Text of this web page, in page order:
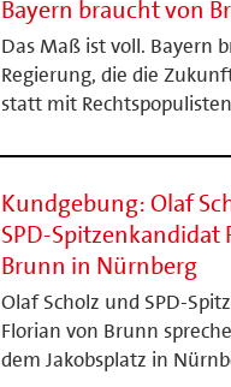
Bayern braucht von
Das Maß ist voll. Bayern
Regierung, die die
statt mit
Kundgebung: Olaf
SPD-Spitzenkandidat
Brunn in Nürnberg
Olaf Scholz und SPD-
Florian von Brunn
dem Jakobsplatz in